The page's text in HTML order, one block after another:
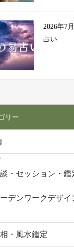
2026年7
占い
リー
・セッション・鑑
デンワークデザイ
・風水鑑定